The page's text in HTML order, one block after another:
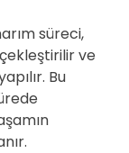
süreci,
ve
Bu